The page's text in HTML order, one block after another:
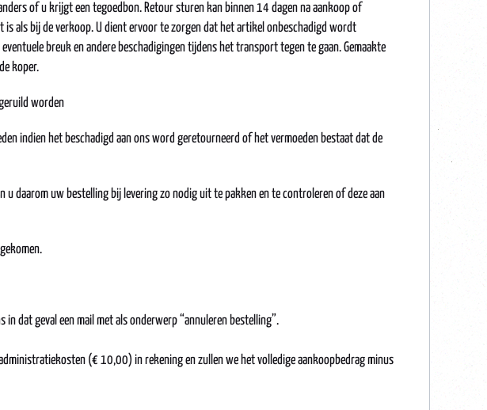
of u krijgt een tegoedbon. Retour sturen kan binnen 14 dagen na aankoop of
als bij de verkoop. U dient ervoor te zorgen dat het artikel onbeschadigd wordt
breuk en andere beschadigingen tijdens het transport tegen te gaan. Gemaakte
koper.
worden
indien het beschadigd aan ons word geretourneerd of het vermoeden bestaat dat de
daarom uw bestelling bij levering zo nodig uit te pakken en te controleren of deze aan
dat geval een mail met als onderwerp “annuleren bestelling”.
(€ 10,00) in rekening en zullen we het volledige aankoopbedrag minus